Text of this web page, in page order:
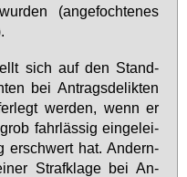
(an­ge­foch­te­nes
sich auf den Stand­
bei An­trags­de­lik­ten
wer­den, wenn er
fahr­läs­sig ein­ge­lei­
er­schwert hat. An­dern­
Straf­kla­ge bei An­